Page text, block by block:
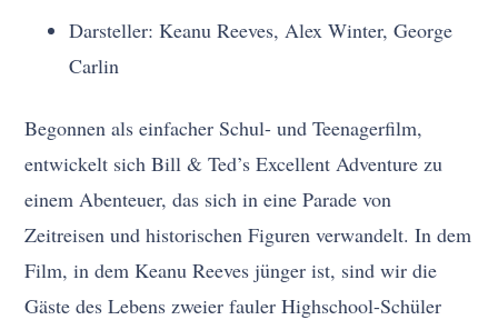
Darsteller: Keanu Reeves, Alex Winter, George
Carlin
Begonnen als einfacher Schul- und Teenagerfilm,
entwickelt sich Bill & Ted’s Excellent Adventure zu
einem Abenteuer, das sich in eine Parade von
Zeitreisen und historischen Figuren verwandelt. In dem
Film, in dem Keanu Reeves jünger ist, sind wir die
Gäste des Lebens zweier fauler Highschool-Schüler